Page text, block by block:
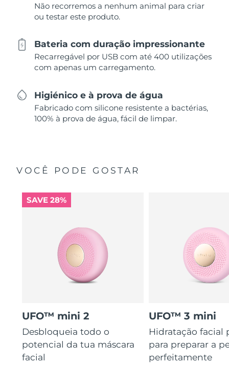
Não recorremos a nenhum animal para criar
ou testar este produto.
Bateria com duração impressionante
Recarregável por USB com até 400 utilizações
com apenas um carregamento.
Higiénico e à prova de água
Fabricado com silicone resistente a bactérias,
100% à prova de água, fácil de limpar.
VOCÊ PODE GOSTAR
SAVE 28%
UFO™ mini 2
Desbloqueia todo o
potencial da tua máscara
facial
UFO™ 3 mini
Hidratação facial
para preparar a
perfeitamente